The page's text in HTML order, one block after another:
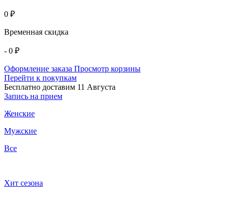
0 ₽
Временная скидка
- 0 ₽
Оформление заказа Просмотр корзины
Перейти к покупкам
Бесплатно доставим 11 Августа
Запись на прием
Женские
Мужские
Все
Хит сезона